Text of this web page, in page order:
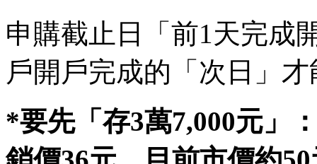
申購截止日「前1天完成
戶開戶完成的「次日」
*要先「存3萬7,000元」